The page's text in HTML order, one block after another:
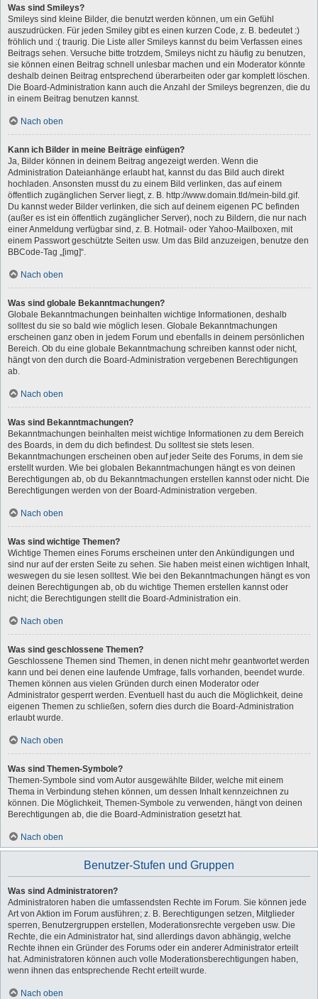
Was sind Smileys?
Smileys sind kleine Bilder, die benutzt werden können, um ein Gefühl
auszudrücken. Für jeden Smiley gibt es einen kurzen Code, z. B. bedeutet :)
fröhlich und :( traurig. Die Liste aller Smileys kannst du beim Verfassen eines
Beitrags sehen. Versuche bitte trotzdem, Smileys nicht zu häufig zu benutzen,
sie können einen Beitrag schnell unlesbar machen und ein Moderator könnte
deshalb deinen Beitrag entsprechend überarbeiten oder gar komplett löschen.
Die Board-Administration kann auch die Anzahl der Smileys begrenzen, die du
in einem Beitrag benutzen kannst.
Nach oben
Kann ich Bilder in meine Beiträge einfügen?
Ja, Bilder können in deinem Beitrag angezeigt werden. Wenn die
Administration Dateianhänge erlaubt hat, kannst du das Bild auch direkt
hochladen. Ansonsten musst du zu einem Bild verlinken, das auf einem
öffentlich zugänglichen Server liegt, z. B. http://www.domain.tld/mein-bild.gif.
Du kannst weder Bilder verlinken, die sich auf deinem eigenen PC befinden
(außer es ist ein öffentlich zugänglicher Server), noch zu Bildern, die nur nach
einer Anmeldung verfügbar sind, z. B. Hotmail- oder Yahoo-Mailboxen, mit
einem Passwort geschützte Seiten usw. Um das Bild anzuzeigen, benutze den
BBCode-Tag „[img]“.
Nach oben
Was sind globale Bekanntmachungen?
Globale Bekanntmachungen beinhalten wichtige Informationen, deshalb
solltest du sie so bald wie möglich lesen. Globale Bekanntmachungen
erscheinen ganz oben in jedem Forum und ebenfalls in deinem persönlichen
Bereich. Ob du eine globale Bekanntmachung schreiben kannst oder nicht,
hängt von den durch die Board-Administration vergebenen Berechtigungen
ab.
Nach oben
Was sind Bekanntmachungen?
Bekanntmachungen beinhalten meist wichtige Informationen zu dem Bereich
des Boards, in dem du dich befindest. Du solltest sie stets lesen.
Bekanntmachungen erscheinen oben auf jeder Seite des Forums, in dem sie
erstellt wurden. Wie bei globalen Bekanntmachungen hängt es von deinen
Berechtigungen ab, ob du Bekanntmachungen erstellen kannst oder nicht. Die
Berechtigungen werden von der Board-Administration vergeben.
Nach oben
Was sind wichtige Themen?
Wichtige Themen eines Forums erscheinen unter den Ankündigungen und
sind nur auf der ersten Seite zu sehen. Sie haben meist einen wichtigen Inhalt,
weswegen du sie lesen solltest. Wie bei den Bekanntmachungen hängt es von
deinen Berechtigungen ab, ob du wichtige Themen erstellen kannst oder
nicht; die Berechtigungen stellt die Board-Administration ein.
Nach oben
Was sind geschlossene Themen?
Geschlossene Themen sind Themen, in denen nicht mehr geantwortet werden
kann und bei denen eine laufende Umfrage, falls vorhanden, beendet wurde.
Themen können aus vielen Gründen durch einen Moderator oder
Administrator gesperrt werden. Eventuell hast du auch die Möglichkeit, deine
eigenen Themen zu schließen, sofern dies durch die Board-Administration
erlaubt wurde.
Nach oben
Was sind Themen-Symbole?
Themen-Symbole sind vom Autor ausgewählte Bilder, welche mit einem
Thema in Verbindung stehen können, um dessen Inhalt kennzeichnen zu
können. Die Möglichkeit, Themen-Symbole zu verwenden, hängt von deinen
Berechtigungen ab, die die Board-Administration gesetzt hat.
Nach oben
Benutzer-Stufen und Gruppen
Was sind Administratoren?
Administratoren haben die umfassendsten Rechte im Forum. Sie können jede
Art von Aktion im Forum ausführen; z. B. Berechtigungen setzen, Mitglieder
sperren, Benutzergruppen erstellen, Moderationsrechte vergeben usw. Die
Rechte, die ein Administrator hat, sind allerdings davon abhängig, welche
Rechte ihnen ein Gründer des Forums oder ein anderer Administrator erteilt
hat. Administratoren können auch volle Moderationsberechtigungen haben,
wenn ihnen das entsprechende Recht erteilt wurde.
Nach oben